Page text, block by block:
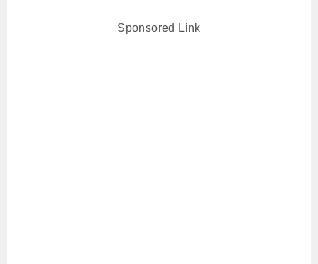
Sponsored Link